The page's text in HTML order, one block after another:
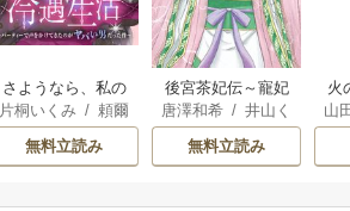
さようなら、私の
冷遇生活 ～パーテ
ィーで声をかけて
きたのがヤバい男
片桐いくみ / 頼爾
無料立読み
後宮茶妃伝～寵妃
は愛より茶が欲し
い～
唐澤和希 /井山く
らげ
無料立読み
火
人
山